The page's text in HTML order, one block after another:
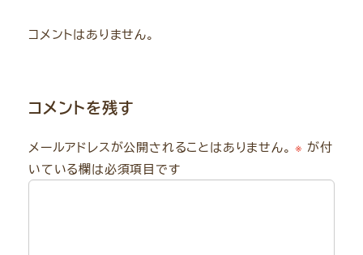
コメントはありません。
コメントを残す
メールアドレスが公開されることはありません。 ※ が付
いている欄は必須項目です